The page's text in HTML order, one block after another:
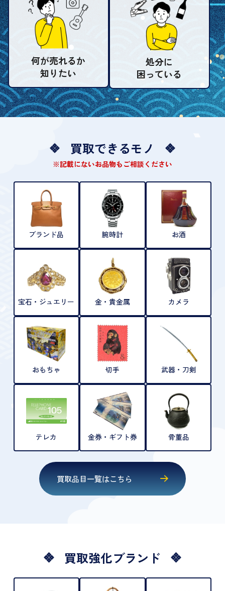
何が売れるか
知りたい
処分に
困っている
買取できるモノ
※記載にないお品物もご相談ください
ブランド品 腕時計 お酒
宝石・ジュエリー 金・貴金属 カメラ
おもちゃ 切手 武器・刀剣
テレカ 金券・ギフト券 骨董品
買取品目一覧はこちら
買取強化ブランド